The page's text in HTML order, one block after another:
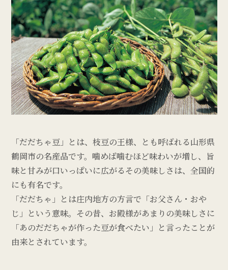
「だだちゃ豆」とは、枝豆の王様、とも呼ばれる山形県
鶴岡市の名産品です。噛めば噛むほど味わいが増し、旨
味と甘みが口いっぱいに広がるその美味しさは、全国的
にも有名です。
「だだちゃ」とは庄内地方の方言で「お父さん・おや
じ」という意味。その昔、お殿様があまりの美味しさに
「あのだだちゃが作った豆が食べたい」と言ったことが
由来とされています。